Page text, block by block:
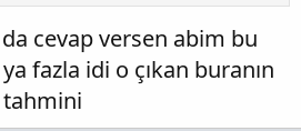
cevap versen abim bu
fazla idi o çıkan buranın
tahmini